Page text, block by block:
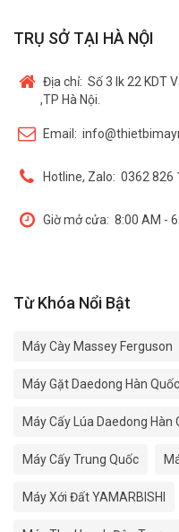
TRỤ SỞ TẠI HÀ NỘI
Địa chỉ: Số 3 lk 22 KDT
,TP Hà Nội.
Email:
Hotline, Zalo: 0362 826
Giờ mở cửa: 8:00 AM -
Từ Khóa Nổi Bật
Máy Cày Massey Ferguson
Máy Gặt Daedong Hàn Quốc
Máy Cấy Lúa Daedong Hàn
Máy Cấy Trung Quốc
Máy Xới Đất YAMARBISHI